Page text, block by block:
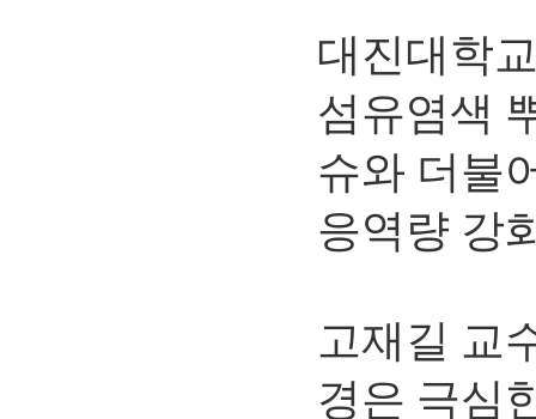
대진대학
섬유염색
슈와 더불
응역량 강
고재길 교
경은 극심